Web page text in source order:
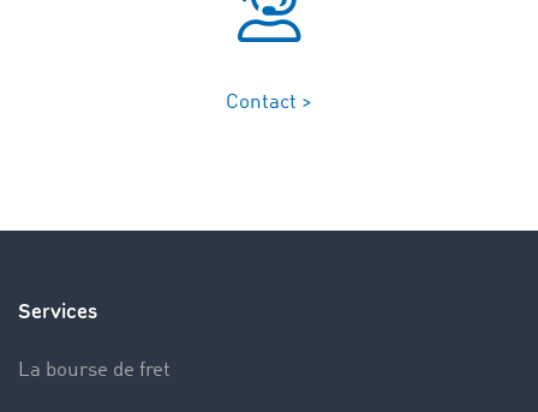
Contact >
Services
La bourse de fret